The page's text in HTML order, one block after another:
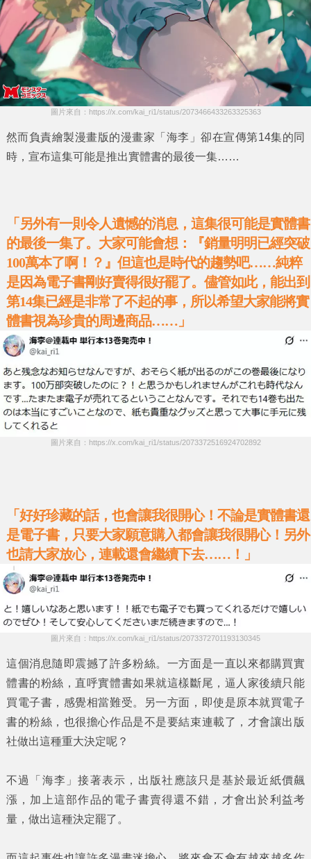
圖片來自：https://x.com/kai_ri1/status/2073466433263325363
然而負責繪製漫畫版的漫畫家 「海李」卻在宣傳第14集的同
時，宣布這集可能是推出實體書的最後一集……
「另外有一則令人遺憾的消息，這集很可能是實體書
的最後一集了。大家可能會想：『銷量明明已經突破
100萬本了啊！？』但這也是時代的趨勢吧……純粹
是因為電子書剛好賣得很好罷了。儘管如此，能出到
第14集已經是非常了不起的事，所以希望大家能將實
體書視為珍貴的周邊商品……」
圖片來自：https://x.com/kai_ri1/status/2073372516924702892
「好好珍藏的話，也會讓我很開心！不論是實體書還
是電子書，只要大家願意購入都會讓我很開心！另外
也請大家放心，連載還會繼續下去……！」
圖片來自：https://x.com/kai_ri1/status/2073372701193130345
這個消息隨即震撼了許多粉絲。一方面是一直以來都購買實
體書的粉絲，直呼實體書如果就這樣斷尾，逼人家後續只能
買電子書，感覺相當難受。另一方面，即使是原本就買電子
書的粉絲，也很擔心作品是不是要結束連載了，才會讓出版
社做出這種重大決定呢？
不過 「海李」接著表示，出版社應該只是基於最近紙價飆
漲，加上這部作品的電子書賣得還不錯，才會出於利益考
量，做出這種決定罷了。